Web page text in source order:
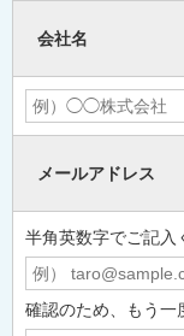
会社名
メールアドレス
半角英数字でご記入
確認のため、もう一